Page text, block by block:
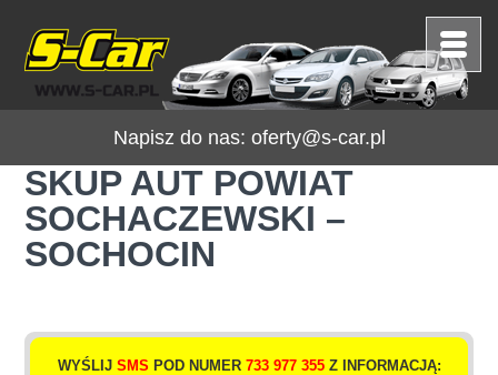
Napisz do nas: oferty@s-car.pl
SKUP AUT POWIAT
SOCHACZEWSKI –
SOCHOCIN
WYŚLIJ SMS POD NUMER 733 977 355Z INFORMACJĄ: